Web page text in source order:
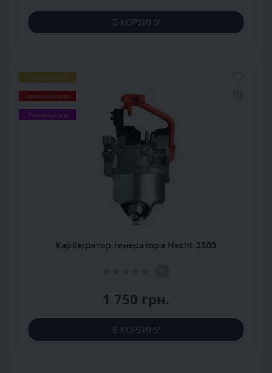
В КОРЗИНУ
Популярный
Заканчивается
Рекомендуем
Карбюратор генератора Hecht 2500
1 750 грн.
В КОРЗИНУ